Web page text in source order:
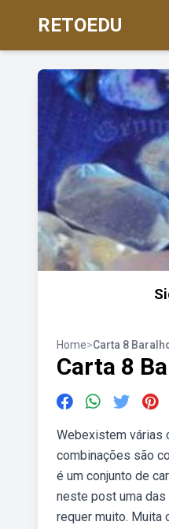
RETOEDU
Home>Carta 8
Carta 8
Webexistem várias
combinações são
é um conjunto de
neste post uma das
requer muito. Muita